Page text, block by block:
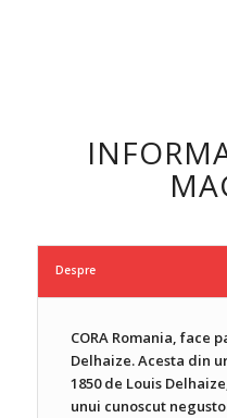
Despre
CORA Romania, face
Delhaize. Acesta din
1850 de Louis
unui cunoscut